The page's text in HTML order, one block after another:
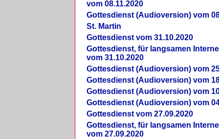
vom 08.11.2020
Gottesdienst (Audioversion) vom
St. Martin
Gottesdienst vom 31.10.2020
Gottesdienst, für langsamen
vom 31.10.2020
Gottesdienst (Audioversion) vom
Gottesdienst (Audioversion) vom
Gottesdienst (Audioversion) vom
Gottesdienst (Audioversion) vom
Gottesdienst vom 27.09.2020
Gottesdienst, für langsamen
vom 27.09.2020